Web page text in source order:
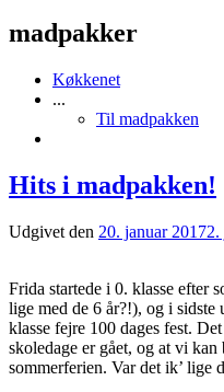
madpakker
Køkkenet
...
Til madpakken
Hits i madpakken!
Udgivet den 20. januar 20172.
Frida startede i 0. klasse efter
lige med de 6 år?!), og i sidste
klasse fejre 100 dages fest.
skoledage er gået, og at vi
sommerferien. Var det ik’ lige